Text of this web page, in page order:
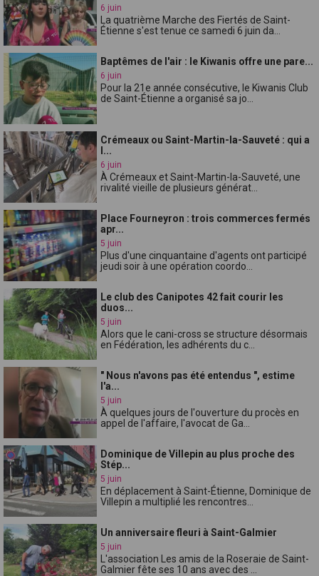
6 juin
La quatrième Marche des Fiertés de Saint-
Étienne s'est tenue ce samedi 6 juin da...
Baptêmes de l'air : le Kiwanis offre une pare...
6 juin
Pour la 21e année consécutive, le Kiwanis Club
de Saint-Étienne a organisé sa jo...
Crémeaux ou Saint-Martin-la-Sauveté : qui a
l...
6 juin
À Crémeaux et Saint-Martin-la-Sauveté, une
rivalité vieille de plusieurs générat...
Place Fourneyron : trois commerces fermés
apr...
5 juin
Plus d'une cinquantaine d'agents ont participé
jeudi soir à une opération coordo...
Le club des Canipotes 42 fait courir les
duos...
5 juin
Alors que le cani-cross se structure désormais
en Fédération, les adhérents du c...
" Nous n'avons pas été entendus ", estime
l'a...
5 juin
À quelques jours de l'ouverture du procès en
appel de l'affaire, l'avocat de Ga...
Dominique de Villepin au plus proche des
Stép...
5 juin
En déplacement à Saint-Étienne, Dominique de
Villepin a multiplié les rencontres...
Un anniversaire fleuri à Saint-Galmier
5 juin
L'association Les amis de la Roseraie de Saint-
Galmier fête ses 10 ans avec des ...